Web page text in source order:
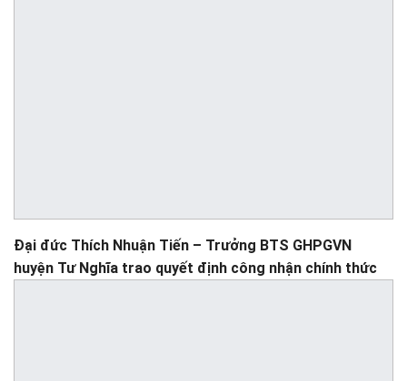
Đại đức Thích Nhuận Tiến – Trưởng BTS GHPGVN
huyện Tư Nghĩa trao quyết định công nhận chính thức